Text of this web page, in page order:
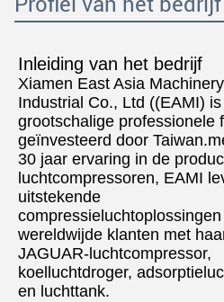
Inleiding van het bedrijf
Xiamen East Asia Machinery
Industrial Co., Ltd ((EAMI)
grootschalige professionele
geïnvesteerd door
30 jaar ervaring in de
luchtcompressoren, EAMI
uitstekende
wereldwijde klanten met
JAGUAR-luchtcompressor,
koelluchtdroger,
en luchttank.